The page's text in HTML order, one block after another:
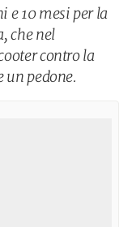
e 10 mesi per la
che nel
contro la
un pedone.